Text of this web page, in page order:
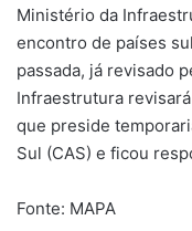
Ministério da
encontro de países
passada, já revisado
Infraestrutura
que preside
Sul (CAS) e ficou
Fonte: MAPA